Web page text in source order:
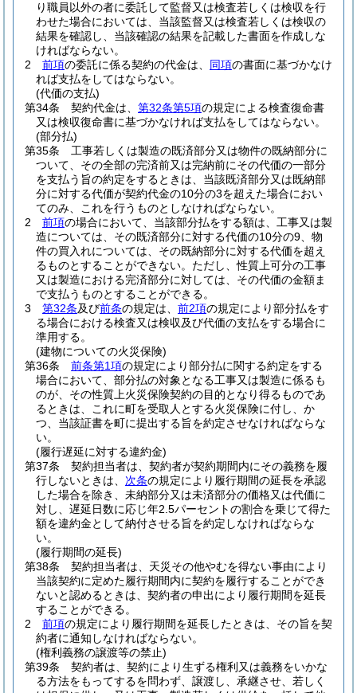
り職員以外の者に委託して監督又は検査若しくは検収を行
わせた場合においては、当該監督又は検査若しくは検収の
結果を確認し、当該確認の結果を記載した書面を作成しな
ければならない。
2
前項の委託に係る契約の代金は、 同項の書面に基づかなけ
れば支払をしてはならない。
(代価の支払)
第34条
契約代金は、 第32条第5項の規定による検査復命書
又は検収復命書に基づかなければ支払をしてはならない。
(部分払)
第35条
工事若しくは製造の既済部分又は物件の既納部分に
ついて、その全部の完済前又は完納前にその代価の一部分
を支払う旨の約定をするときは、当該既済部分又は既納部
分に対する代価が契約代金の10分の3を超えた場合におい
てのみ、これを行うものとしなければならない。
2
前項の場合において、当該部分払をする額は、工事又は製
造については、その既済部分に対する代価の10分の9、物
件の買入れについては、その既納部分に対する代価を超え
るものとすることができない。 ただし、性質上可分の工事
又は製造における完済部分に対しては、その代価の金額ま
で支払うものとすることができる。
3
第32条及び前条の規定は、 前2項の規定により部分払をす
る場合における検査又は検収及び代価の支払をする場合に
準用する。
(建物についての火災保険)
第36条
前条第1項の規定により部分払に関する約定をする
場合において、部分払の対象となる工事又は製造に係るも
のが、その性質上火災保険契約の目的となり得るものであ
るときは、これに町を受取人とする火災保険に付し、か
つ、当該証書を町に提出する旨を約定させなければならな
い。
(履行遅延に対する違約金)
第37条
契約担当者は、契約者が契約期間内にその義務を履
行しないときは、 次条の規定により履行期間の延長を承認
した場合を除き、未納部分又は未済部分の価格又は代価に
対し、遅延日数に応じ年2.5パーセントの割合を乗じて得た
額を違約金として納付させる旨を約定しなければならな
い。
(履行期間の延長)
第38条
契約担当者は、天災その他やむを得ない事由により
当該契約に定めた履行期間内に契約を履行することができ
ないと認めるときは、契約者の申出により履行期間を延長
することができる。
2
前項の規定により履行期間を延長したときは、その旨を契
約者に通知しなければならない。
(権利義務の譲渡等の禁止)
第39条
契約者は、契約により生ずる権利又は義務をいかな
る方法をもってするを問わず、譲渡し、承継させ、若しく